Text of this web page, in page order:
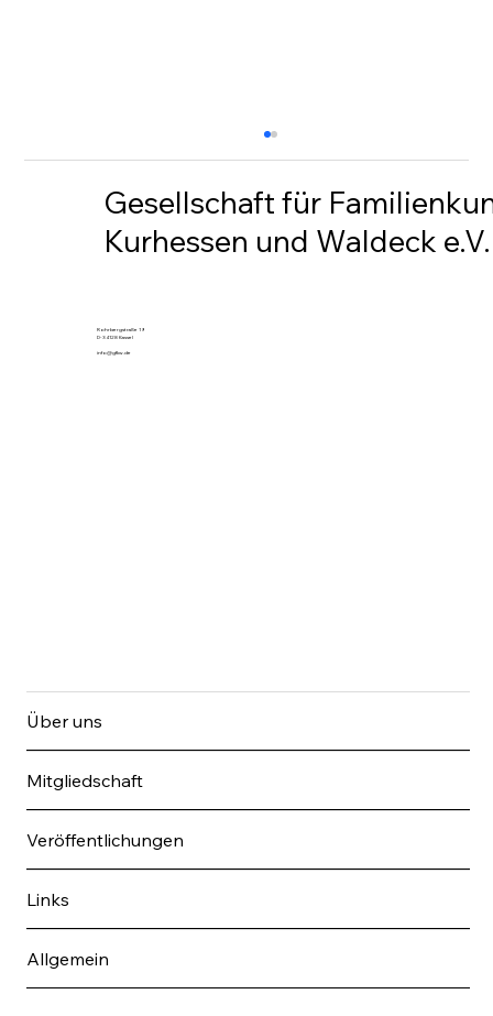
Gesellschaft für
Kurhessen und Waldeck e.V.
Rohrbergstraße 19
D-34128 Kassel
info@gfkw.de
Über uns
Mitgliedschaft
Veröffentlichungen
Links
Allgemein